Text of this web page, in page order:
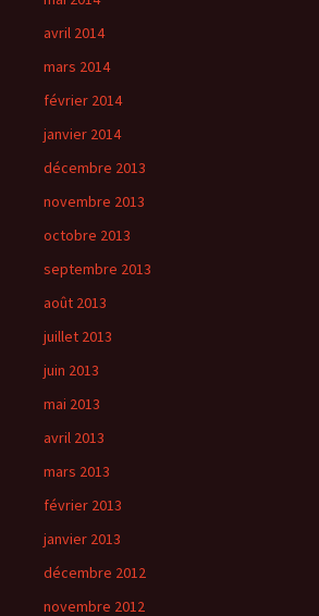
avril 2014
mars 2014
février 2014
janvier 2014
décembre 2013
novembre 2013
octobre 2013
septembre 2013
août 2013
juillet 2013
juin 2013
mai 2013
avril 2013
mars 2013
février 2013
janvier 2013
décembre 2012
novembre 2012